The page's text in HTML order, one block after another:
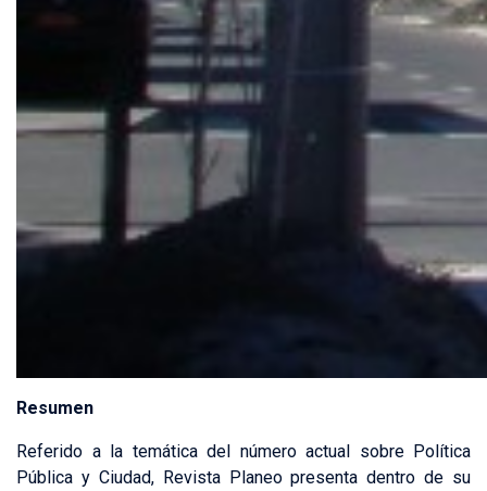
Resumen
Referido a la temática del número actual sobre Política
Pública y Ciudad, Revista Planeo presenta dentro de su